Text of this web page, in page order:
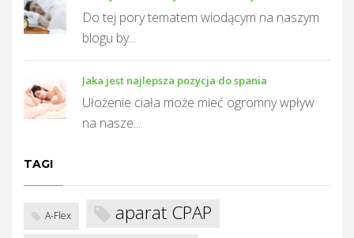
Do tej pory tematem wiodącym na naszym
blogu by...
Jaka jest najlepsza pozycja do spania
Ułożenie ciała może mieć ogromny wpływ
na nasze...
TAGI
A-Flex aparat CPAP